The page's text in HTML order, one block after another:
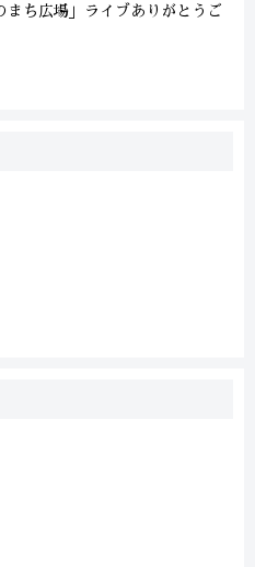
ち広場」ライブありがとうご